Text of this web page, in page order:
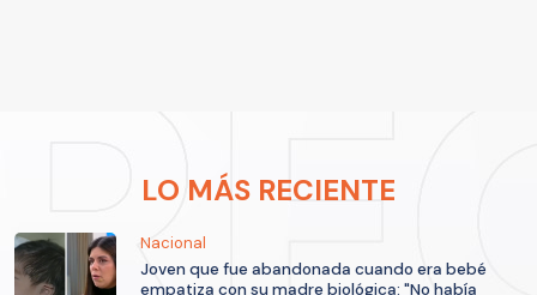
LO MÁS RECIENTE
Nacional
Joven que fue abandonada cuando era bebé
empatiza con su madre biológica: "No había